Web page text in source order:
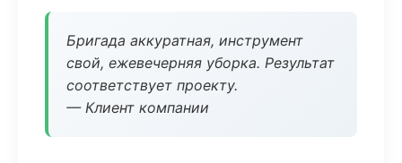
Бригада аккуратная, инструмент
свой, ежевечерняя уборка. Результат
соответствует проекту.
— Клиент компании